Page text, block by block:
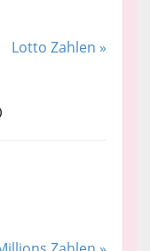
Lotto Zahlen »